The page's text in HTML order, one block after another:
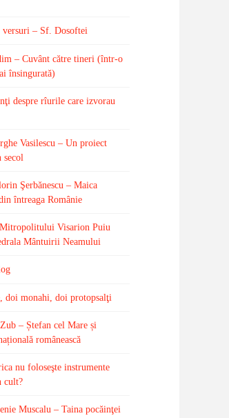
versuri – Sf. Dosoftei
– Cuvânt către tineri (într-o
însingurată)
despre rîurile care izvorau
Vasilescu – Un proiect
secol
Şerbănescu – Maica
întreaga Românie
Mitropolitului Visarion Puiu
Mântuirii Neamului
doi monahi, doi protopsalţi
– Ștefan cel Mare și
românească
nu foloseşte instrumente
cult?
Muscalu – Taina pocăinţei